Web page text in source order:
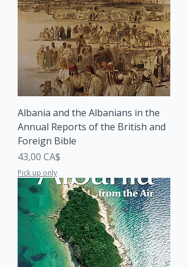
Albania and the Albanians in the
Annual Reports of the British and
Foreign Bible
Price
43,00 CA$
Pick up only